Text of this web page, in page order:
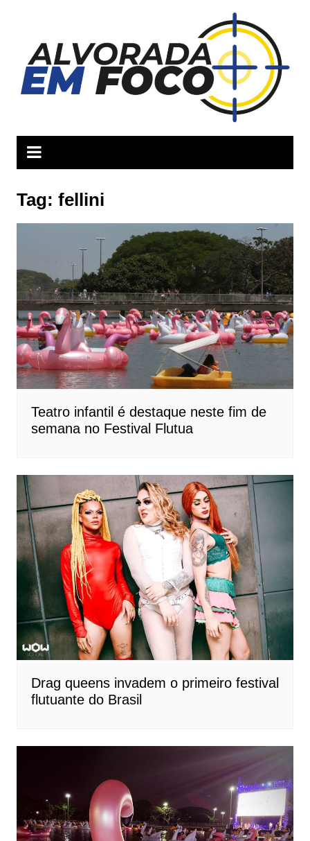
conteúdo
Tag: fellini
Teatro infantil é destaque neste fim de
semana no Festival Flutua
Drag queens invadem o primeiro festival
flutuante do Brasil